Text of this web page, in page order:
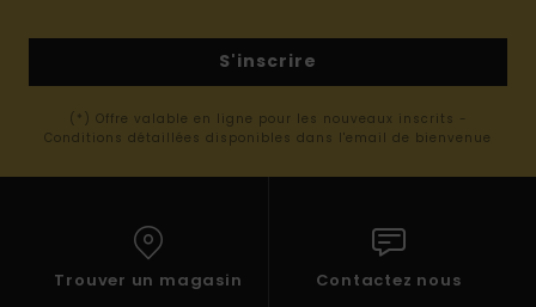
S'inscrire
(*) Offre valable en ligne pour les nouveaux inscrits -
Conditions détaillées disponibles dans l'email de bienvenue
Trouver un magasin Contactez nous